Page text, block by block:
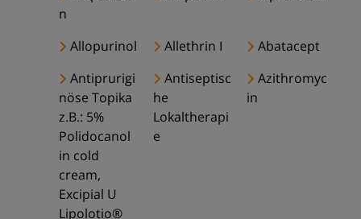
n
Allopurinol Allethrin I
Abatacept
Antiprurigi
nöse Topika
z.B.: 5%
Polidocanol
in cold
cream,
Excipial U
Lipolotio®
Antiseptisc
he
Lokaltherapi
e
Azithromyc
in